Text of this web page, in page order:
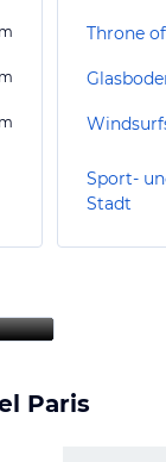
Throne
Sport-
Stadt
Paris